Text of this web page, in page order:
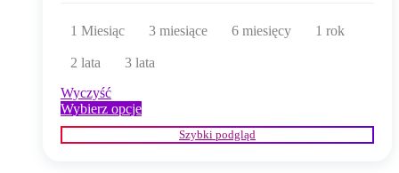
1 Miesiąc 3 miesiące 6 miesięcy 1 rok
2 lata
3 lata
Wyczyść
Wybierz opcjeTen
produkt
ma
Szybki podgląd